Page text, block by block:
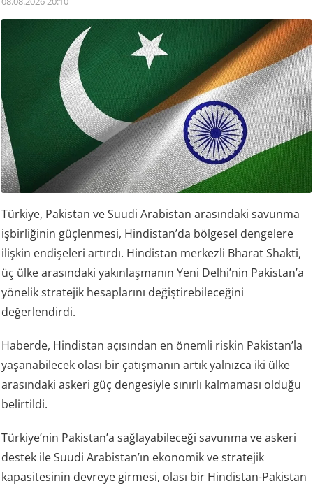
Türkiye, Pakistan ve Suudi Arabistan arasındaki savunma
işbirliğinin güçlenmesi, Hindistan’da bölgesel dengelere
ilişkin endişeleri artırdı. Hindistan merkezli Bharat Shakti,
üç ülke arasındaki yakınlaşmanın Yeni Delhi’nin Pakistan’a
yönelik stratejik hesaplarını değiştirebileceğini
değerlendirdi.
Haberde, Hindistan açısından en önemli riskin Pakistan’la
yaşanabilecek olası bir çatışmanın artık yalnızca iki ülke
arasındaki askeri güç dengesiyle sınırlı kalmaması olduğu
belirtildi.
Türkiye’nin Pakistan’a sağlayabileceği savunma ve askeri
destek ile Suudi Arabistan’ın ekonomik ve stratejik
kapasitesinin devreye girmesi, olası bir Hindistan-Pakistan